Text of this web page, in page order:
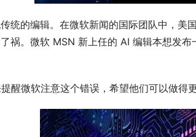
统的编辑。在微软新闻的国际团队中，
祸。微软 MSN 新上任的 AI 编辑本想发
醒微软注意这个错误，希望他们可以做得